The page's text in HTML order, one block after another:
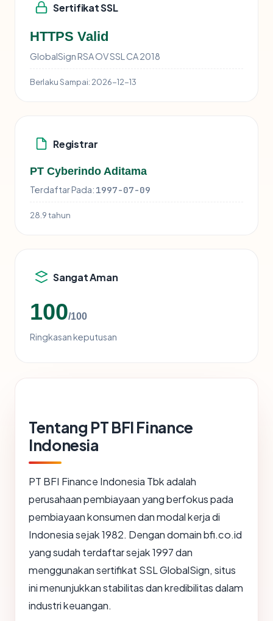
Sertifikat SSL
HTTPS Valid
GlobalSign RSA OV SSL CA 2018
Berlaku Sampai: 2026-12-13
Registrar
PT Cyberindo Aditama
Terdaftar Pada: 1997-07-09
28.9 tahun
Sangat Aman
100/100
Ringkasan keputusan
Tentang PT BFI Finance
Indonesia
PT BFI Finance Indonesia Tbk adalah
perusahaan pembiayaan yang berfokus pada
pembiayaan konsumen dan modal kerja di
Indonesia sejak 1982. Dengan domain bfi.co.id
yang sudah terdaftar sejak 1997 dan
menggunakan sertifikat SSL GlobalSign, situs
ini menunjukkan stabilitas dan kredibilitas dalam
industri keuangan.